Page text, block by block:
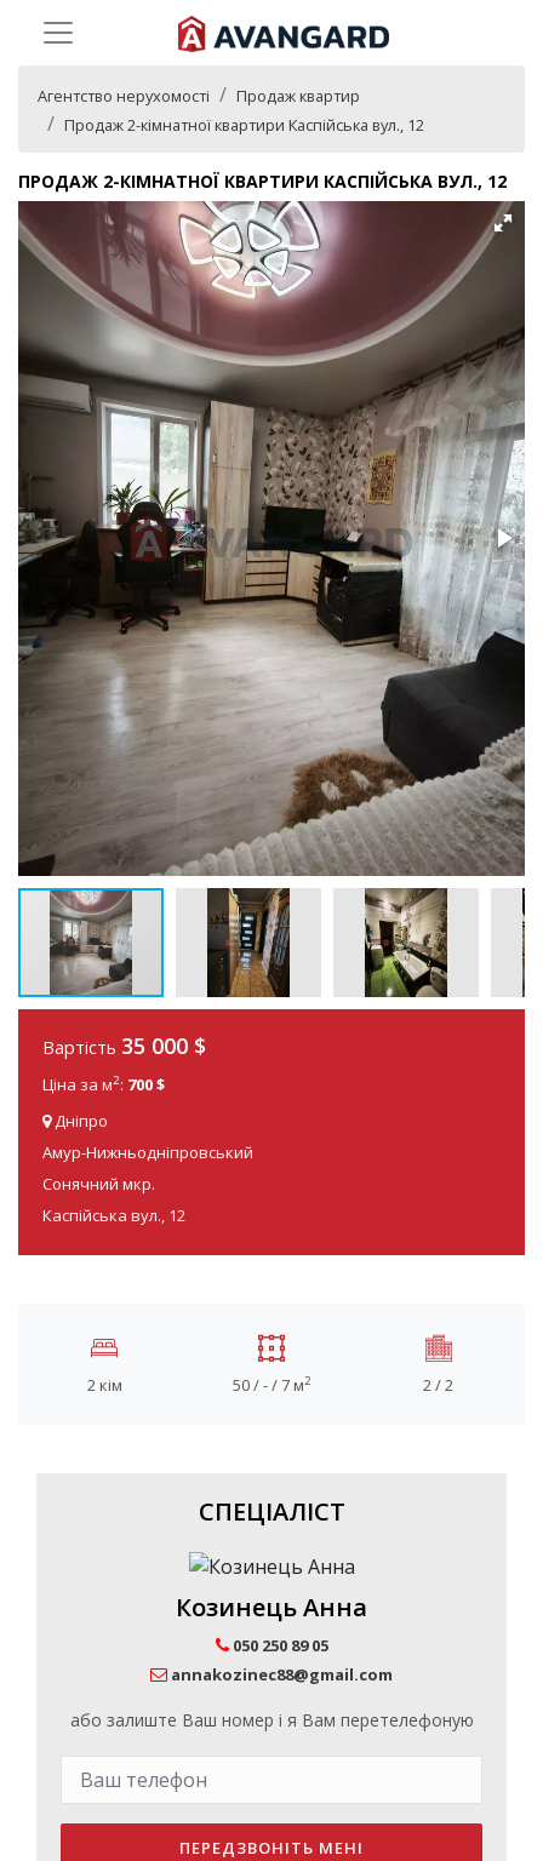
Агентство нерухомості
Продаж квартир
Продаж 2-кімнатної квартири Каспійська вул., 12
ПРОДАЖ 2-КІМНАТНОЇ КВАРТИРИ КАСПІЙСЬКА ВУЛ., 12
Вартість 35 000 $
Ціна за м2: 700 $
Дніпро
Амур-Нижньодніпровський
Сонячний мкр.
Каспійська вул., 12
2 кім 50 / - / 7 м2 2 / 2
СПЕЦІАЛІСТ
Козинець Анна
050 250 89 05
annakozinec88@gmail.com
або залиште Ваш номер і я Вам перетелефоную
ПЕРЕДЗВОНІТЬ МЕНІ